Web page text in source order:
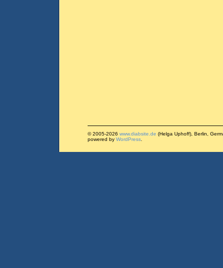
© 2005-2026 www.diabsite.de (Helga Uphoff), Berlin,
powered by WordPress.